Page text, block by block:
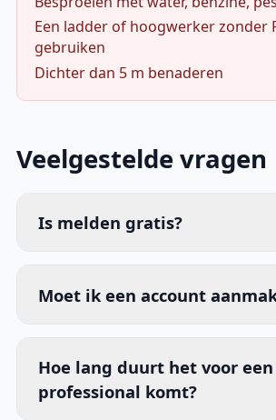
Een ladder of hoogwerker zonder
gebruiken
Dichter dan 5 m benaderen
Veelgestelde vragen
Is melden gratis?
Moet ik een account
Hoe lang duurt het voor een
professional komt?